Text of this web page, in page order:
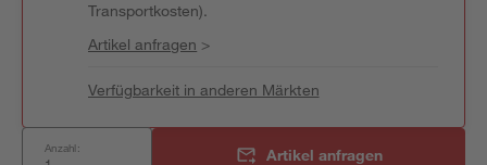
Transportkosten).
Artikel anfragen >
Verfügbarkeit in anderen Märkten
Anzahl: Artikel anfragen